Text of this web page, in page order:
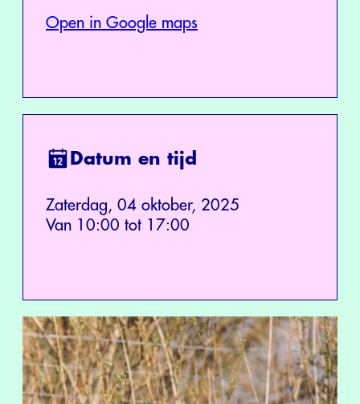
Open in Google maps
Datum en tijd
Zaterdag, 04 oktober, 2025
Van 10:00 tot 17:00